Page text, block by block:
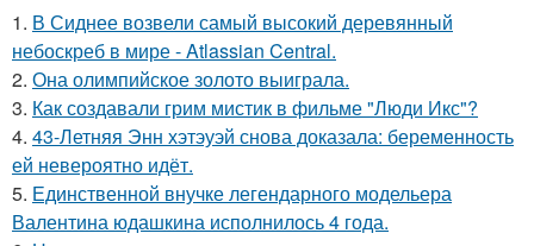
1. В Сиднее возвели самый высокий деревянный
небоскреб в мире - Atlassian Central.
2. Она олимпийское золото выиграла.
3. Как создавали грим мистик в фильме "Люди Икс"?
4. 43-Летняя Энн хэтэуэй снова доказала: беременность
ей невероятно идёт.
5. Единственной внучке легендарного модельера
Валентина юдашкина исполнилось 4 года.